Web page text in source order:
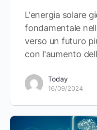
L'energia solare
fondamentale
verso un futuro
con l'aumento
Today
16/09/2024